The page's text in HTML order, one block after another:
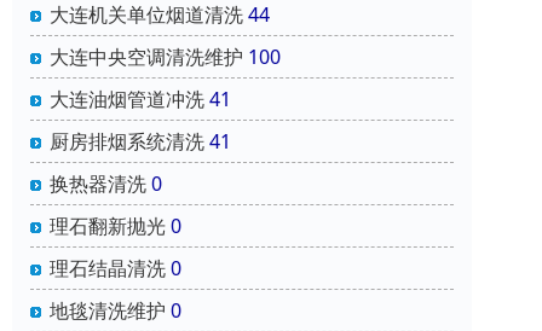
大连机关单位烟道清洗44
大连中央空调清洗维护 100
大连油烟管道冲洗41
厨房排烟系统清洗41
换热器清洗0
理石翻新抛光0
理石结晶清洗0
地毯清洗维护 0